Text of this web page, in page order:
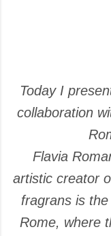
Today I
collaboration
Flavia
artistic creator
fragrans is
Rome, where